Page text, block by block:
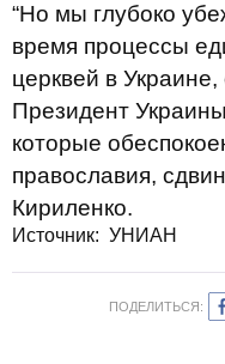
“Но мы глубоко
время процессы
церквей в
Президент
которые
православия,
Кириленко.
Источник: УНИАН
ПОДЕЛИТЬСЯ: